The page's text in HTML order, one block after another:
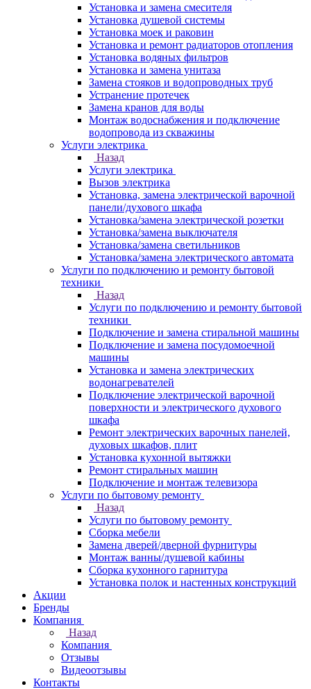
Установка и замена смесителя
Установка душевой системы
Установка моек и раковин
Установка и ремонт радиаторов отопления
Установка водяных фильтров
Установка и замена унитаза
Замена стояков и водопроводных труб
Устранение протечек
Замена кранов для воды
Монтаж водоснабжения и подключение
водопровода из скважины
Услуги электрика
Назад
Услуги электрика
Вызов электрика
Установка, замена электрической варочной
панели/духового шкафа
Установка/замена электрической розетки
Установка/замена выключателя
Установка/замена светильников
Установка/замена электрического автомата
Услуги по подключению и ремонту бытовой
техники
Назад
Услуги по подключению и ремонту бытовой
техники
Подключение и замена стиральной машины
Подключение и замена посудомоечной
машины
Установка и замена электрических
водонагревателей
Подключение электрической варочной
поверхности и электрического духового
шкафа
Ремонт электрических варочных панелей,
духовых шкафов, плит
Установка кухонной вытяжки
Ремонт стиральных машин
Подключение и монтаж телевизора
Услуги по бытовому ремонту
Назад
Услуги по бытовому ремонту
Сборка мебели
Замена дверей/дверной фурнитуры
Монтаж ванны/душевой кабины
Сборка кухонного гарнитура
Установка полок и настенных конструкций
Акции
Бренды
Компания
Назад
Компания
Отзывы
Видеоотзывы
Контакты